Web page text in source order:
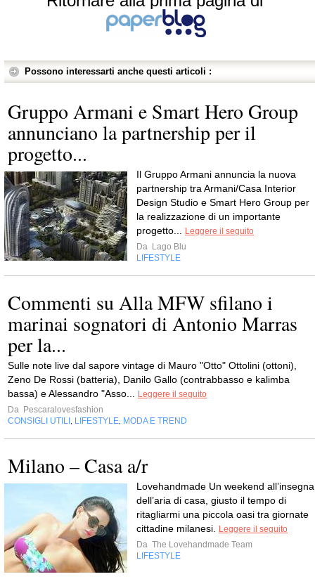
Possono interessarti anche questi articoli :
Gruppo Armani e Smart Hero Group
annunciano la partnership per il
progetto...
Il Gruppo Armani annuncia la nuova
partnership tra Armani/Casa Interior
Design Studio e Smart Hero Group per
la realizzazione di un importante
progetto...
Leggere il seguito
Da Lago Blu
LIFESTYLE
Commenti su Alla MFW sfilano i
marinai sognatori di Antonio Marras
per la...
Sulle note live dal sapore vintage di Mauro "Otto" Ottolini (ottoni),
Zeno De Rossi (batteria), Danilo Gallo (contrabbasso e kalimba
bassa) e Alessandro "Asso...
Leggere il seguito
Da Pescaralovesfashion
CONSIGLI UTILI LIFESTYLE MODA E TREND
Milano – Casa a/r
Lovehandmade Un weekend all’insegna
dell’aria di casa, giusto il tempo di
ritagliarmi una piccola oasi tra giornate
cittadine milanesi.
Leggere il seguito
Da The Lovehandmade Team
LIFESTYLE